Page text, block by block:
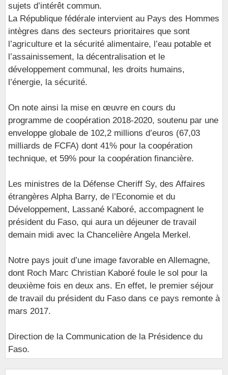
sujets d’intérêt commun.
La République fédérale intervient au Pays des Hommes
intègres dans des secteurs prioritaires que sont
l’agriculture et la sécurité alimentaire, l’eau potable et
l’assainissement, la décentralisation et le
développement communal, les droits humains,
l’énergie, la sécurité.
On note ainsi la mise en œuvre en cours du
programme de coopération 2018-2020, soutenu par une
enveloppe globale de 102,2 millions d’euros (67,03
milliards de FCFA) dont 41% pour la coopération
technique, et 59% pour la coopération financière.
Les ministres de la Défense Cheriff Sy, des Affaires
étrangères Alpha Barry, de l’Economie et du
Développement, Lassané Kaboré, accompagnent le
président du Faso, qui aura un déjeuner de travail
demain midi avec la Chancelière Angela Merkel.
Notre pays jouit d’une image favorable en Allemagne,
dont Roch Marc Christian Kaboré foule le sol pour la
deuxième fois en deux ans. En effet, le premier séjour
de travail du président du Faso dans ce pays remonte à
mars 2017.
Direction de la Communication de la Présidence du
Faso.